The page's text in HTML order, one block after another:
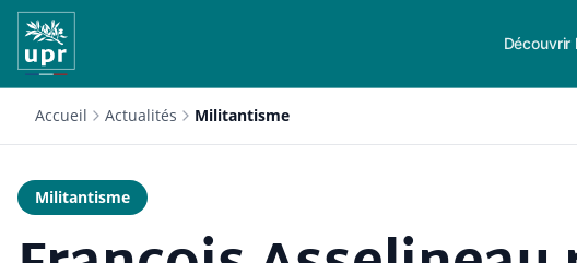
Découvrir
Accueil Actualités Militantisme
Militantisme